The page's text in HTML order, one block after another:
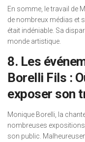
En somme, le travail de
de nombreux médias et
était indéniable. Sa
monde artistique.
8. Les
Borelli Fils :
exposer son
Monique Borelli, la
nombreuses
son public.